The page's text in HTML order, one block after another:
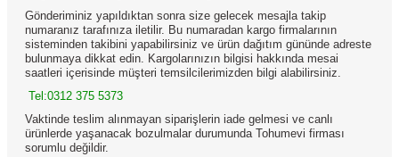
Gönderiminiz yapıldıktan sonra size gelecek mesajla takip
numaranız tarafınıza iletilir. Bu numaradan kargo firmalarının
sisteminden takibini yapabilirsiniz ve ürün dağıtım gününde adreste
bulunmaya dikkat edin. Kargolarınızın bilgisi hakkında mesai
saatleri içerisinde müşteri temsilcilerimizden bilgi alabilirsiniz.
Tel:0312 375 5373
Vaktinde teslim alınmayan siparişlerin iade gelmesi ve canlı
ürünlerde yaşanacak bozulmalar durumunda Tohumevi firması
sorumlu değildir.